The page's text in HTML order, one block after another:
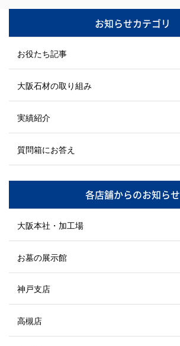
お知らせカテゴリ
お役たち記事
大阪石材の取り組み
実績紹介
質問箱にお答え
各店舗からのお知らせ
大阪本社・加工場
お墓の展示館
神戸支店
高槻店